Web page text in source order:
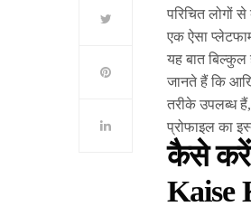
परिचित
एक ऐसा
यह बात बिल्कुल
जानते हैं कि
तरीके उपलब्ध
प्रोफाइल का
कैसे करें
Kaise